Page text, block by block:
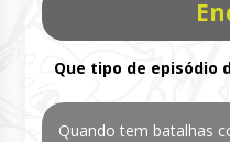
Que tipo de episódio
Quando tem batalhas